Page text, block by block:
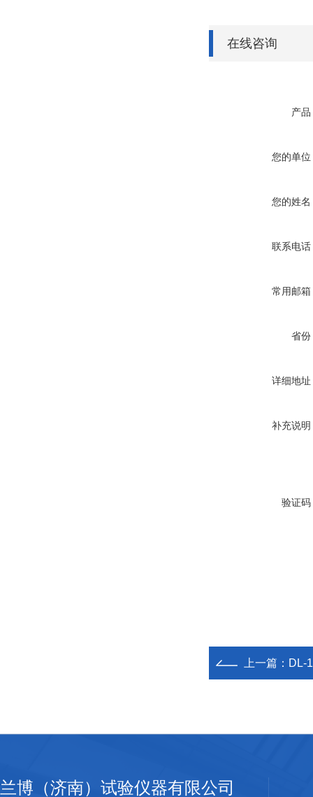
在线咨询
产品
您的单位
您的姓名
联系电话
常用邮箱
省份
详细地址
补充说明
验证码
上一篇： DL-
兰博（济南）试验仪器有限公司